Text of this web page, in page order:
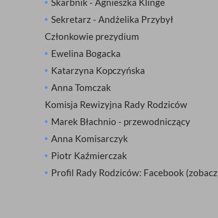
Sekretarz - Andżelika Przybył
Członkowie prezydium
Ewelina Bogacka
Katarzyna Kopczyńska
Anna Tomczak
Komisja Rewizyjna Rady Rodziców
Marek Błachnio - przewodniczący
Anna Komisarczyk
Piotr Kaźmierczak
Profil Rady Rodziców: Facebook